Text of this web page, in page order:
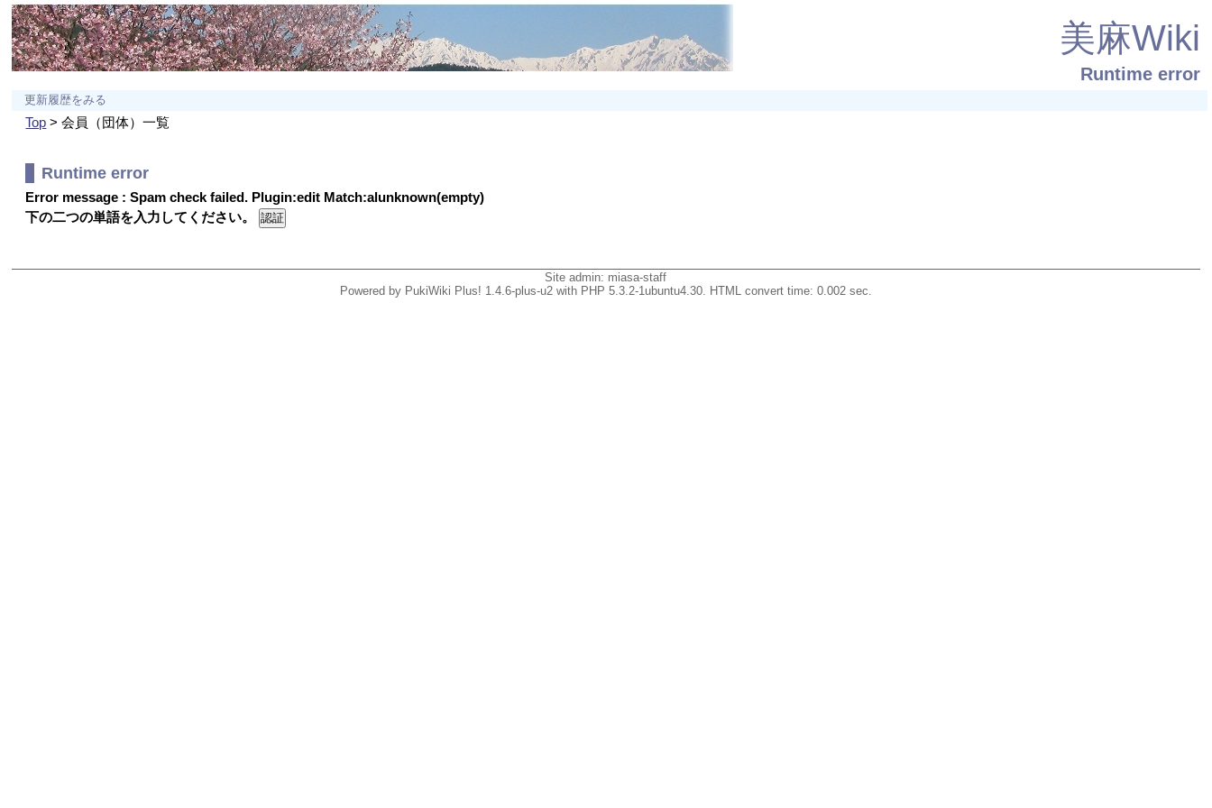
美麻Wiki
Runtime error
更新履歴をみる
Top > 会員（団体）一覧
Runtime error
Error message : Spam check failed. Plugin:edit Match:alunknown(empty)
下の二つの単語を入力してください。
Site admin: miasa-staff
Powered by PukiWiki Plus! 1.4.6-plus-u2 with PHP 5.3.2-1ubuntu4.30. HTML convert time: 0.002 sec.